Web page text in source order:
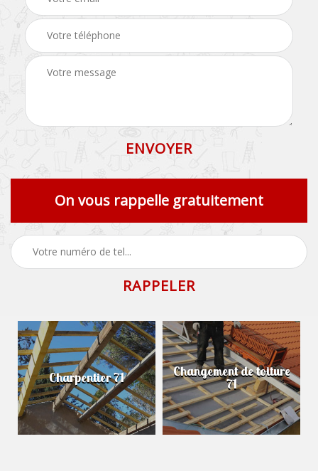
On vous rappelle gratuitement
Charpentier 71 Changement de toiture
71